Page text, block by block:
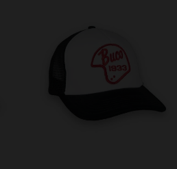
TAILLES DISPONIBLES
TU